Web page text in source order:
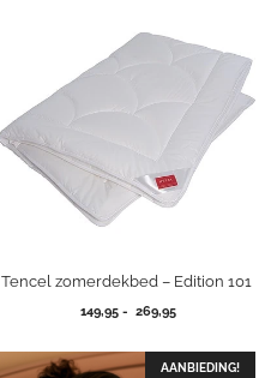
Tencel zomerdekbed – Edition 101
149,95 - 269,95Prijsklasse:
tot
269,95
AANBIEDING!